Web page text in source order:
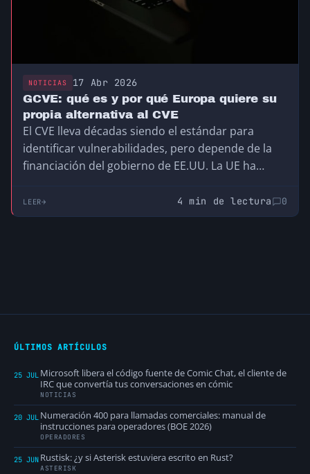
NOTICIAS 17 Abr 2026
GCVE: qué es y por qué Europa quiere su
propia alternativa al CVE
El CVE lleva décadas siendo el estándar para
identificar vulnerabilidades, pero depende de la
financiación del gobierno de EE.UU. La UE ha
descentralizada y compatible, para no depender
de una infraestructura que no controla.
LEER 4 min de lectura 0
ÚLTIMOS ARTÍCULOS
25 JUL Microsoft libera el código fuente de Comic Chat, el cliente de
IRC que convertía tus conversaciones en cómic
NOTICIAS
20 JUL Numeración 400 para llamadas comerciales: manual de
instrucciones para operadores (BOE 2026)
OPERADORES
25 JUN Rustisk: ¿y si Asterisk estuviera escrito en Rust?
ASTERISK